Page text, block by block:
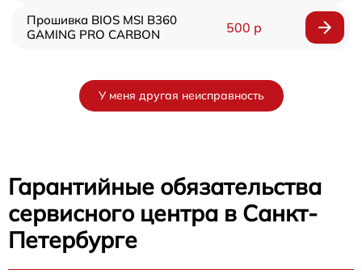
Прошивка BIOS MSI B360
GAMING PRO CARBON
500 р
У меня другая неисправность
Гарантийные обязательства
сервисного центра в Санкт-
Петербурге